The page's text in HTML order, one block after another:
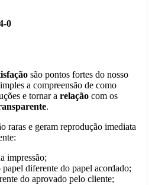
0
são pontos fortes do nosso
a compreensão de como
e tornar a relação com os
.
raras e geram reprodução imediata
impressão;
diferente do papel acordado;
do aprovado pelo cliente;